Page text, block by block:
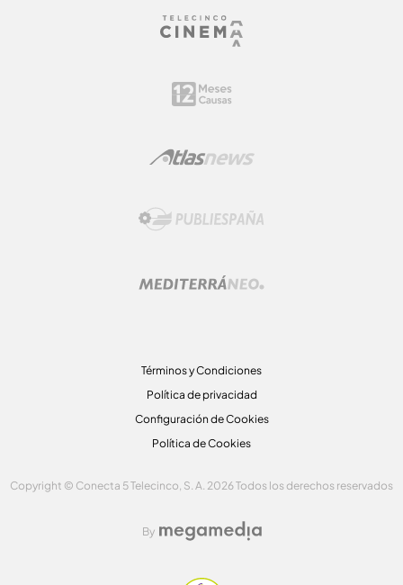
Términos y Condiciones
Política de privacidad
Configuración de Cookies
Política de Cookies
Copyright © Conecta 5 Telecinco, S. A. 2026 Todos los derechos reservados
By